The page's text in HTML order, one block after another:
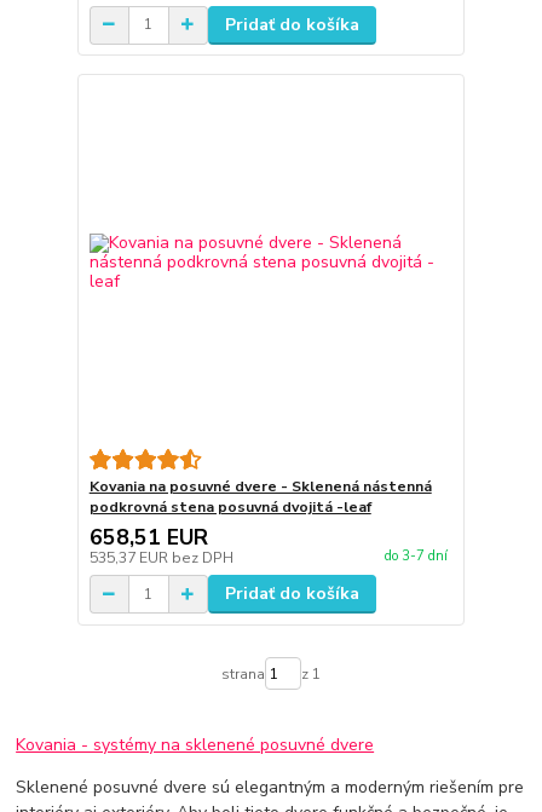
Pridať do košíka
Kovania na posuvné dvere - Sklenená nástenná
podkrovná stena posuvná dvojitá -leaf
658,51 EUR
535,37 EUR bez DPH do 3-7 dní
Pridať do košíka
strana z 1
Kovania - systémy na sklenené posuvné dvere
Sklenené posuvné dvere sú elegantným a moderným riešením pre